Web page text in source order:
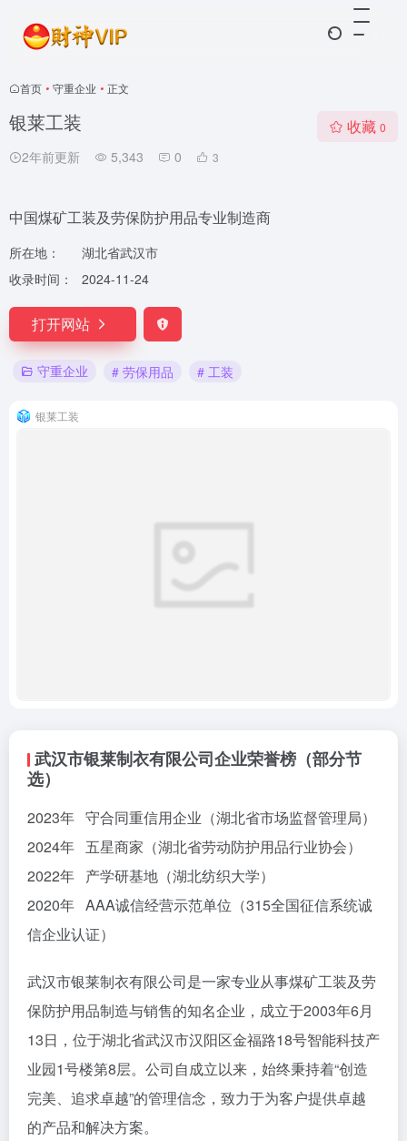
首页 • 守重企业 • 正文
银莱工装
2年前更新 5,343 0 3
收藏 0
中国煤矿工装及劳保防护用品专业制造商
所在地：
湖北省武汉市
收录时间：
2024-11-24
打开网站
守重企业 # 劳保用品 # 工装
银莱工装
武汉市银莱制衣有限公司企业荣誉榜（部分节
选）
2023年 守合同重信用企业（湖北省市场监督管理局）
2024年 五星商家（湖北省劳动防护用品行业协会）
2022年 产学研基地（湖北纺织大学）
2020年 AAA诚信经营示范单位（315全国征信系统诚
信企业认证）
武汉市银莱制衣有限公司是一家专业从事煤矿工装及劳
保防护用品制造与销售的知名企业，成立于2003年6月
13日，位于湖北省武汉市汉阳区金福路18号智能科技产
业园1号楼第8层。公司自成立以来，始终秉持着“创造
完美、追求卓越”的管理信念，致力于为客户提供卓越
的产品和解决方案。